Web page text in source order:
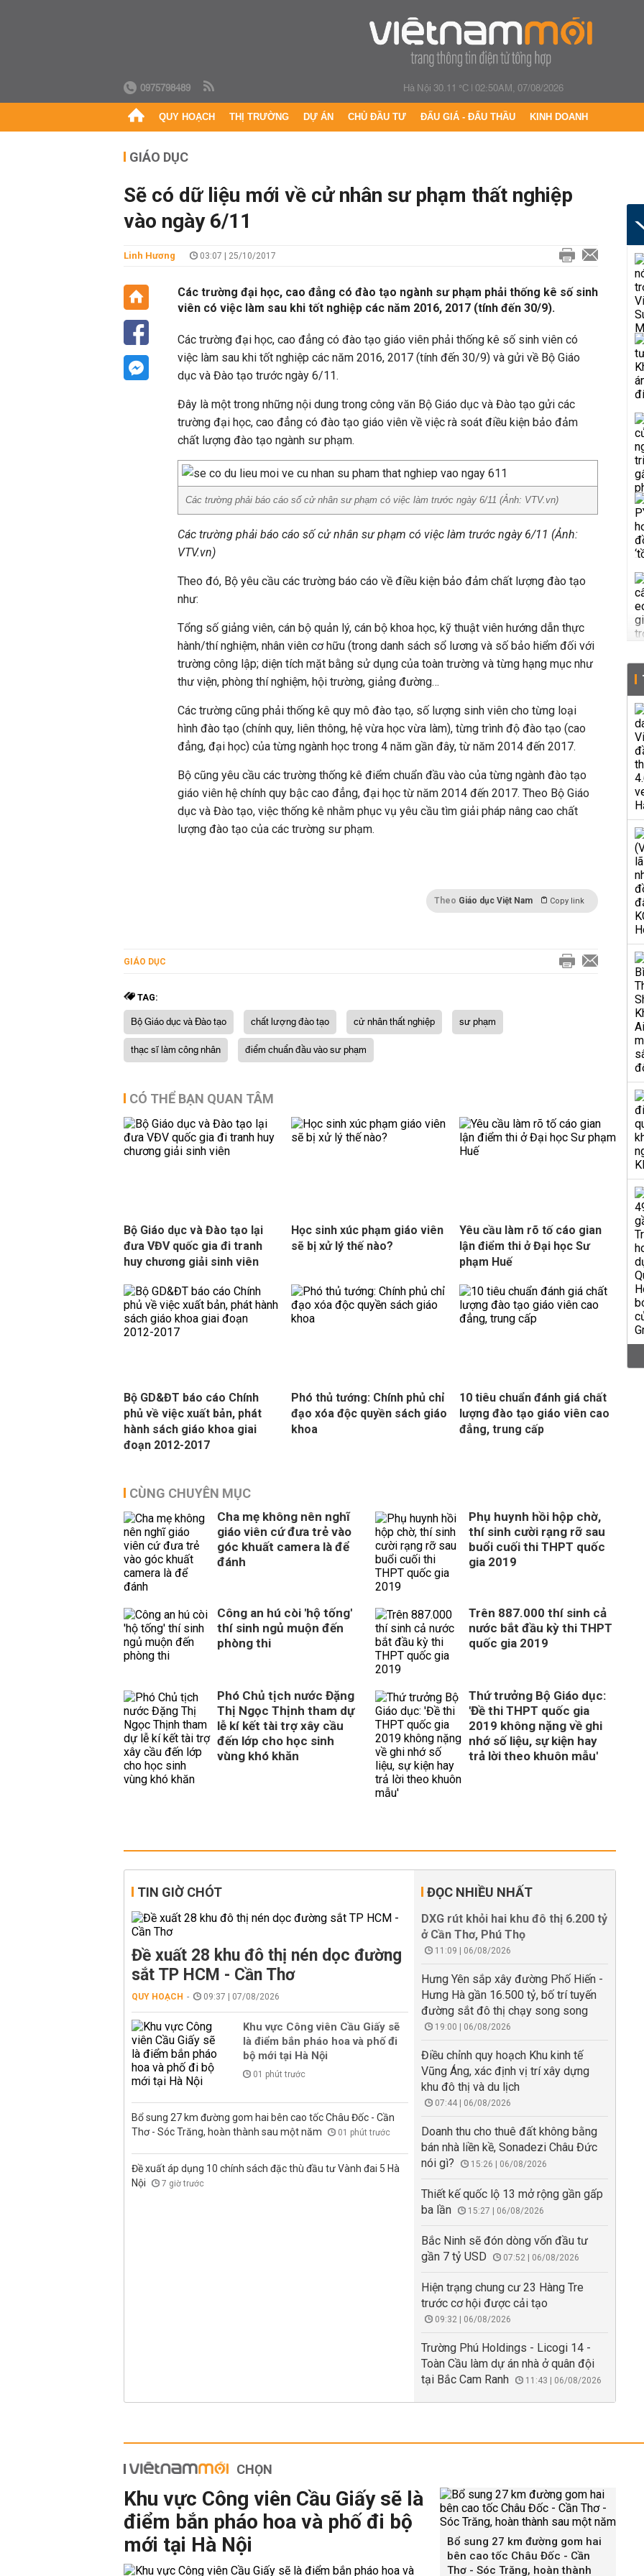
0975798489 Hà Nội 30.11 °C|02:50AM, 07/08/2026
QUY HOẠCH THỊ TRƯỜNG DỰ ÁN CHỦ ĐẦU TƯ ĐẤU GIÁ - ĐẤU THẦU KINH DOANH
GIÁO DỤC
Sẽ có dữ liệu mới về cử nhân sư phạm thất nghiệp
vào ngày 6/11
Linh Hương 03:07 | 25/10/2017
Các trường đại học, cao đẳng có đào tạo ngành sư phạm phải thống kê số sinh
viên có việc làm sau khi tốt nghiệp các năm 2016, 2017 (tính đến 30/9).
Các trường đại học, cao đẳng có đào tạo giáo viên phải thống kê số sinh viên có
việc làm sau khi tốt nghiệp các năm 2016, 2017 (tính đến 30/9) và gửi về Bộ Giáo
dục và Đào tạo trước ngày 6/11.
Đây là một trong những nội dung trong công văn Bộ Giáo dục và Đào tạo gửi các
trường đại học, cao đẳng có đào tạo giáo viên về việc rà soát điều kiện bảo đảm
chất lượng đào tạo ngành sư phạm.
Các trường phải báo cáo số cử nhân sư phạm có việc làm trước ngày 6/11 (Ảnh: VTV.vn)
Các trường phải báo cáo số cử nhân sư phạm có việc làm trước ngày 6/11 (Ảnh:
VTV.vn)
Theo đó, Bộ yêu cầu các trường báo cáo về điều kiện bảo đảm chất lượng đào tạo
như:
Tổng số giảng viên, cán bộ quản lý, cán bộ khoa học, kỹ thuật viên hướng dẫn thực
hành/thí nghiệm, nhân viên cơ hữu (trong danh sách sổ lương và số bảo hiểm đối với
trường công lập; diện tích mặt bằng sử dụng của toàn trường và từng hạng mục như
thư viện, phòng thí nghiệm, hội trường, giảng đường…
Các trường cũng phải thống kê quy mô đào tạo, số lượng sinh viên cho từng loại
hình đào tạo (chính quy, liên thông, hệ vừa học vừa làm), từng trình độ đào tạo (cao
đẳng, đại học) của từng ngành học trong 4 năm gần đây, từ năm 2014 đến 2017.
Bộ cũng yêu cầu các trường thống kê điểm chuẩn đầu vào của từng ngành đào tạo
giáo viên hệ chính quy bậc cao đẳng, đại học từ năm 2014 đến 2017. Theo Bộ Giáo
dục và Đào tạo, việc thống kê nhằm phục vụ yêu cầu tìm giải pháp nâng cao chất
lượng đào tạo của các trường sư phạm.
Theo Giáo dục Việt Nam Copy link
GIÁO DỤC
TAG:
Bộ Giáo dục và Đào tạo chất lượng đào tạo cử nhân thất nghiệp
sư phạm
thạc sĩ làm công nhân
điểm chuẩn đầu vào sư phạm
CÓ THỂ BẠN QUAN TÂM
Bộ Giáo dục và Đào tạo lại
đưa VĐV quốc gia đi tranh
huy chương giải sinh viên
Học sinh xúc phạm giáo viên
sẽ bị xử lý thế nào?
Yêu cầu làm rõ tố cáo gian
lận điểm thi ở Đại học Sư
phạm Huế
Bộ GD&ĐT báo cáo Chính
phủ về việc xuất bản, phát
hành sách giáo khoa giai
đoạn 2012-2017
Phó thủ tướng: Chính phủ chỉ
đạo xóa độc quyền sách giáo
khoa
10 tiêu chuẩn đánh giá chất
lượng đào tạo giáo viên cao
đẳng, trung cấp
CÙNG CHUYÊN MỤC
Cha mẹ không nên nghĩ
giáo viên cứ đưa trẻ vào
góc khuất camera là để
đánh
Phụ huynh hồi hộp chờ,
thí sinh cười rạng rỡ sau
buổi cuối thi THPT quốc
gia 2019
Công an hú còi 'hộ tống'
thí sinh ngủ muộn đến
phòng thi
Trên 887.000 thí sinh cả
nước bắt đầu kỳ thi THPT
quốc gia 2019
Phó Chủ tịch nước Đặng
Thị Ngọc Thịnh tham dự
lễ kí kết tài trợ xây cầu
đến lớp cho học sinh
vùng khó khăn
Thứ trưởng Bộ Giáo dục:
'Đề thi THPT quốc gia
2019 không nặng về ghi
nhớ số liệu, sự kiện hay
trả lời theo khuôn mẫu'
TIN GIỜ CHÓT
Đề xuất 28 khu đô thị nén dọc đường
sắt TP HCM - Cần Thơ
QUY HOẠCH 09:37 | 07/08/2026
Khu vực Công viên Cầu Giấy sẽ
là điểm bắn pháo hoa và phố đi
bộ mới tại Hà Nội
01 phút trước
Bổ sung 27 km đường gom hai bên cao tốc Châu Đốc - Cần
Thơ - Sóc Trăng, hoàn thành sau một năm
01 phút trước
Đề xuất áp dụng 10 chính sách đặc thù đầu tư Vành đai 5 Hà
Nội
7 giờ trước
ĐỌC NHIỀU NHẤT
DXG rút khỏi hai khu đô thị 6.200 tỷ
ở Cần Thơ, Phú Thọ
11:09 | 06/08/2026
Hưng Yên sắp xây đường Phố Hiến -
Hưng Hà gần 16.500 tỷ, bố trí tuyến
đường sắt đô thị chạy song song
19:00 | 06/08/2026
Điều chỉnh quy hoạch Khu kinh tế
Vũng Áng, xác định vị trí xây dựng
khu đô thị và du lịch
07:44 | 06/08/2026
Doanh thu cho thuê đất không bằng
bán nhà liền kề, Sonadezi Châu Đức
nói gì?
15:26 | 06/08/2026
Thiết kế quốc lộ 13 mở rộng gần gấp
ba lần
15:27 | 06/08/2026
Bắc Ninh sẽ đón dòng vốn đầu tư
gần 7 tỷ USD
07:52 | 06/08/2026
Hiện trạng chung cư 23 Hàng Tre
trước cơ hội được cải tạo
09:32 | 06/08/2026
Trường Phú Holdings - Licogi 14 -
Toàn Cầu làm dự án nhà ở quân đội
tại Bắc Cam Ranh
11:43 | 06/08/2026
CHỌN
Khu vực Công viên Cầu Giấy sẽ là
điểm bắn pháo hoa và phố đi bộ
mới tại Hà Nội
Bổ sung 27 km đường gom hai
bên cao tốc Châu Đốc - Cần
Thơ - Sóc Trăng, hoàn thành